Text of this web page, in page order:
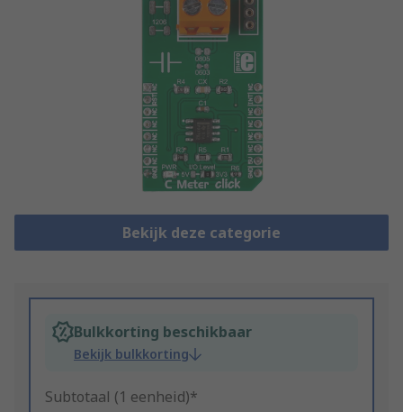
Bekijk deze categorie
Bulkkorting beschikbaar
Bekijk bulkkorting
Subtotaal (1 eenheid)*